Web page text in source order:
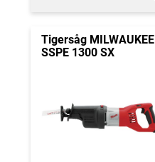
Tigersåg MILWAUKEE
SSPE 1300 SX